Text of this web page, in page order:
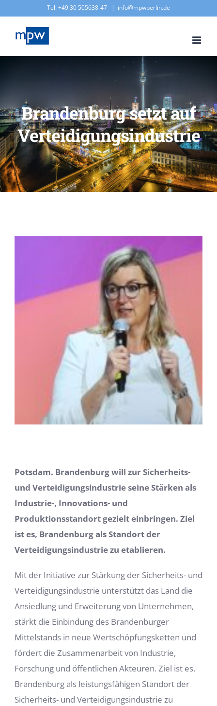
springen
Tel. +49 30 505638-47 | info@mpwberlin.de
Brandenburg setzt auf
Verteidigungsindustrie
Potsdam. Brandenburg will zur Sicherheits-
und Verteidigungsindustrie seine Stärken als
Industrie-, Innovations- und
Produktionsstandort gezielt einbringen. Ziel
ist es, Brandenburg als Standort der
Verteidigungsindustrie zu etablieren.
Mit der Initiative zur Stärkung der Sicherheits- und
Verteidigungsindustrie unterstützt das Land die
Ansiedlung und Erweiterung von Unternehmen,
stärkt die Einbindung des Brandenburger
Mittelstands in neue Wertschöpfungsketten und
fördert die Zusammenarbeit von Industrie,
Forschung und öffentlichen Akteuren. Ziel ist es,
Brandenburg als leistungsfähigen Standort der
Sicherheits- und Verteidigungsindustrie zu